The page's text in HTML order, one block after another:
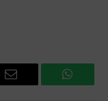
Email